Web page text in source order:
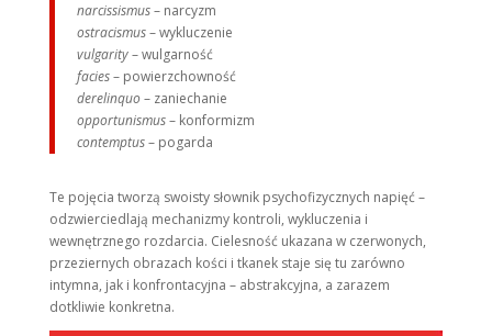
narcissismus– narcyzm
ostracismus– wykluczenie
vulgarity– wulgarność
facies– powierzchowność
derelinquo– zaniechanie
opportunismus– konformizm
contemptus– pogarda
Te pojęcia tworzą swoisty słownik psychofizycznych napięć –
odzwierciedlają mechanizmy kontroli, wykluczenia i
wewnętrznego rozdarcia. Cielesność ukazana w czerwonych,
przeziernych obrazach kości i tkanek staje się tu zarówno
intymna, jak i konfrontacyjna – abstrakcyjna, a zarazem
dotkliwie konkretna.